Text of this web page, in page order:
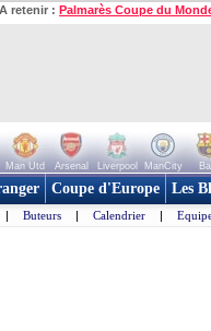
A retenir : Palmarès Coupe du
Man Utd Arsenal Liverpool ManCity
Coupe d'Europe Les
| Buteurs | Calendrier |